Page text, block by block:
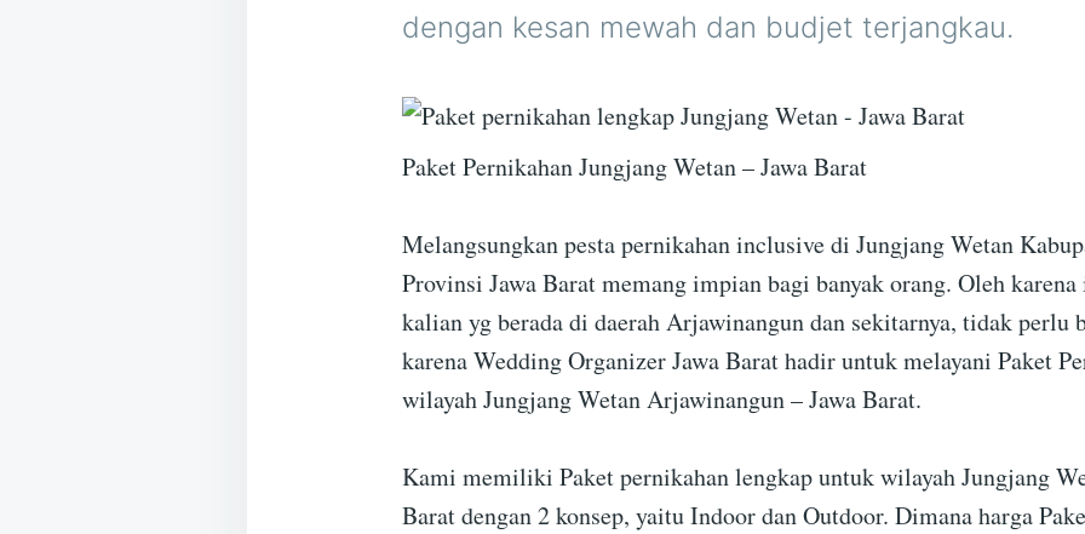
dengan kesan mewah dan budjet terjangkau.
Paket Pernikahan Jungjang Wetan – Jawa Barat
Melangsungkan pesta pernikahan inclusive di Jungjang Wetan
Provinsi Jawa Barat memang impian bagi banyak orang. Oleh
kalian yg berada di daerah Arjawinangun dan sekitarnya, tidak perlu
karena Wedding Organizer Jawa Barat hadir untuk melayani Paket
wilayah Jungjang Wetan Arjawinangun – Jawa Barat.
Kami memiliki Paket pernikahan lengkap untuk wilayah Jungjang
Barat dengan 2 konsep, yaitu Indoor dan Outdoor. Dimana harga